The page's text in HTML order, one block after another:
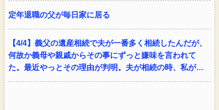
定年退職の父が毎日家に居る
【4/4】義父の遺産相続で夫が一番多く相続したんだが、
何故か義母や親戚からその事にずっと嫌味を言われて
た。最近やっとその理由が判明。夫が相続の時、私が…